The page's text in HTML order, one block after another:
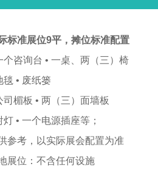
标准展位9平， 摊位标准配置
个咨询台 • 一桌、两（三）椅
毯 • 废纸篓
司楣板 • 两（三）面墙板
灯 • 一个电源插座等；
参考，以实际展会配置为准
展位：不含任何设施